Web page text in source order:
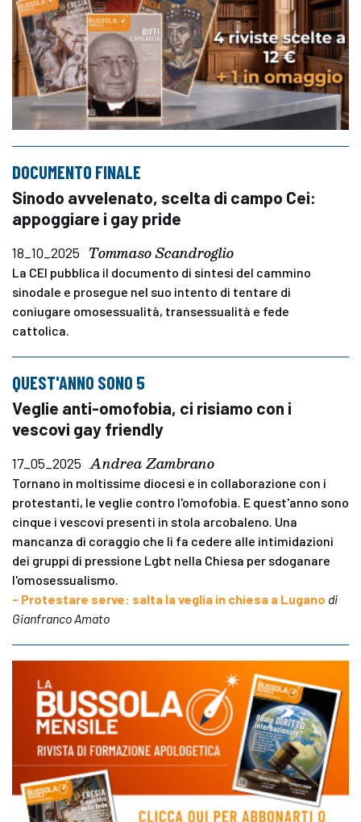
DOCUMENTO FINALE
Sinodo avvelenato, scelta di campo Cei:
appoggiare i gay pride
18_10_2025 Tommaso Scandroglio
La CEI pubblica il documento di sintesi del cammino
sinodale e prosegue nel suo intento di tentare di
coniugare omosessualità, transessualità e fede
cattolica.
QUEST'ANNO SONO 5
Veglie anti-omofobia, ci risiamo con i
vescovi gay friendly
17_05_2025 Andrea Zambrano
Tornano in moltissime diocesi e in collaborazione con i
protestanti, le veglie contro l'omofobia. E quest'anno sono
cinque i vescovi presenti in stola arcobaleno. Una
mancanza di coraggio che li fa cedere alle intimidazioni
dei gruppi di pressione Lgbt nella Chiesa per sdoganare
l'omosessualismo.
- Protestare serve: salta la veglia in chiesa a Lugano di
Gianfranco Amato